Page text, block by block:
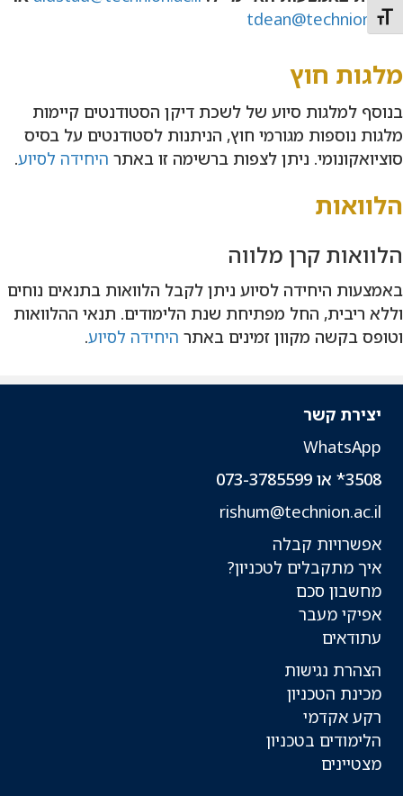
Toggle Font size
tdean@technion.ac
מלגות חוץ
בנוסף למלגות סיוע של לשכת דיקן הסטודנטים קיימות
מלגות נוספות מגורמי חוץ, הניתנות לסטודנטים על בסיס
סוציואקונומי. ניתן לצפות ברשימה זו באתר היחידה לסיוע.
הלוואות
הלוואות קרן מלווה
באמצעות היחידה לסיוע ניתן לקבל הלוואות בתנאים נוחים
וללא ריבית, החל מפתיחת שנת הלימודים. תנאי ההלוואות
וטופס בקשה מקוון זמינים באתר היחידה לסיוע.
יצירת קשר
WhatsApp
3508* או 073-3785599
rishum@technion.ac.il
אפשרויות קבלה
איך מתקבלים לטכניון?
מחשבון סכם
אפיקי מעבר
עתודאים
הצהרת נגישות
מכינת הטכניון
רקע אקדמי
הלימודים בטכניון
מצטיינים